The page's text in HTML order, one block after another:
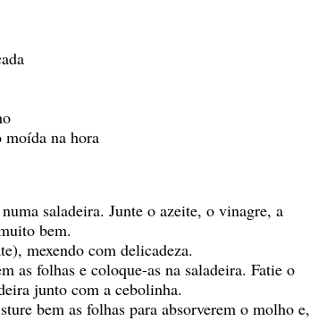
moída na hora
saladeira. Junte o azeite, o vinagre, a
bem.
mexendo com delicadeza.
as folhas e coloque-as na saladeira. Fatie o
junto com a cebolinha.
bem as folhas para absorverem o molho e,